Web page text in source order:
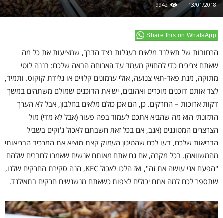
13/01/2018
9942
Share this on WhatsApp
הרחובות של תאילנד מלאים בעגלות בצד הדרך, שמציעות את כל מה
שאתם צריכים כדי להחזיק מעמד עד הארוחה הבאה שלכם: בננה לוטי
מתוקה, מנת פאד-תאי צנועה, אולי ערמונים קלויים או גלידת קוקוס. ותמיד,
לצד אותם דוכנים מוכרים ואהובים, יש את הדוכנים שמולם משתהים במשך
דקות ארוכות – החרקים. כן, הם אכן כולם מלאים בחלבון, אבל לא הערך
התזונתי הוא מה שהביא אתכם לעמוד בפה פעור (אבל לא מדי) מול
הצרצרים המטוגנים (אגב, אם בכל זאת חשבתם לאכול ג'וקים בשביל
הבריאות שלכם, דעו לכם שהטיגון העמוק קצת מוציא את המרכיב הבריאותי
מהמשוואה). בכל מקרה, אם גם אתם מאותם אנשים שאמרו לחברים שלהם
"הפעם אני עושה את זה", ואז הלכו לאכול KFC, הנה סקירת החרקים שלנו,
שתספר לכם למה אתם יכולים לצפות כשאתם מנשנשים חרקים בתאילנד.